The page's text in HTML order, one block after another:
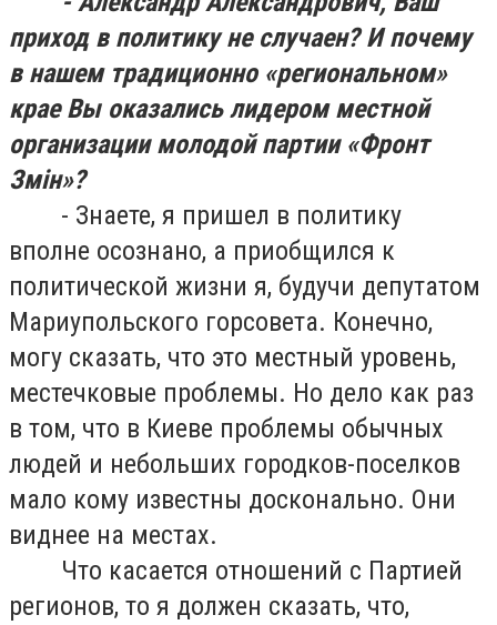
приход в политику не случаен? И почему
в нашем традиционно «региональном»
крае Вы оказались лидером местной
организации молодой партии «Фронт
Змін»?
- Знаете, я пришел в политику
вполне осознано, а приобщился к
политической жизни я, будучи депутатом
Мариупольского горсовета. Конечно,
могу сказать, что это местный уровень,
местечковые проблемы. Но дело как раз
в том, что в Киеве проблемы обычных
людей и небольших городков-поселков
мало кому известны досконально. Они
виднее на местах.
Что касается отношений с Партией
регионов, то я должен сказать, что,